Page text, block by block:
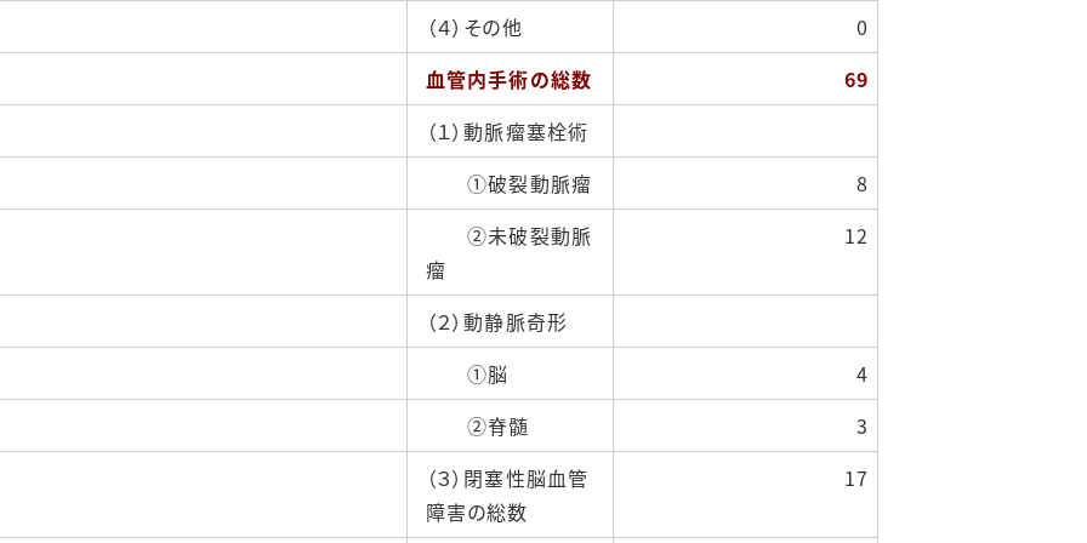
（４）その他
0
血管内手術の総数
69
（１）動脈瘤塞栓術
①破裂動脈瘤
8
②未破裂動脈
瘤
12
（２）動静脈奇形
①脳
4
②脊髄
3
（３）閉塞性脳血管
障害の総数
17